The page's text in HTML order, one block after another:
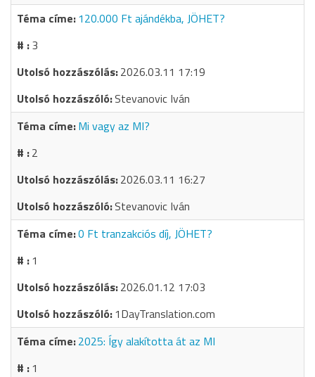
120.000 Ft ajándékba, JÖHET?
3
2026.03.11 17:19
Stevanovic Iván
Mi vagy az MI?
2
2026.03.11 16:27
Stevanovic Iván
0 Ft tranzakciós díj, JÖHET?
1
2026.01.12 17:03
1DayTranslation.com
2025: Így alakította át az MI
1